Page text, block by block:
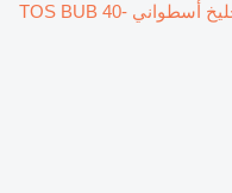
ماكينة تجليخ أسطواني TOS BUB 40-